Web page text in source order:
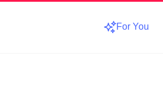
For You